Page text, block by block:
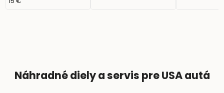
Náhradné diely a servis pre USA autá